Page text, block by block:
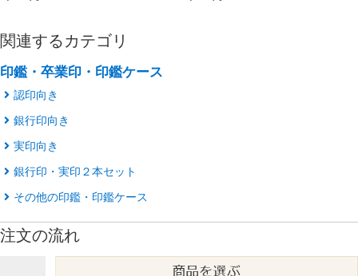
関連するカテゴリ
印鑑・卒業印・印鑑ケース
認印向き
銀行印向き
実印向き
銀行印・実印２本セット
その他の印鑑・印鑑ケース
注文の流れ